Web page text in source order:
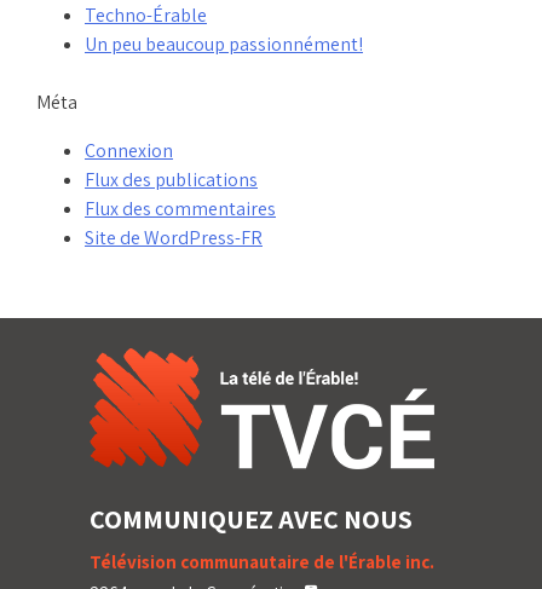
Techno-Érable
Un peu beaucoup passionnément!
Méta
Connexion
Flux des publications
Flux des commentaires
Site de WordPress-FR
COMMUNIQUEZ AVEC NOUS
Télévision communautaire de l'Érable inc.